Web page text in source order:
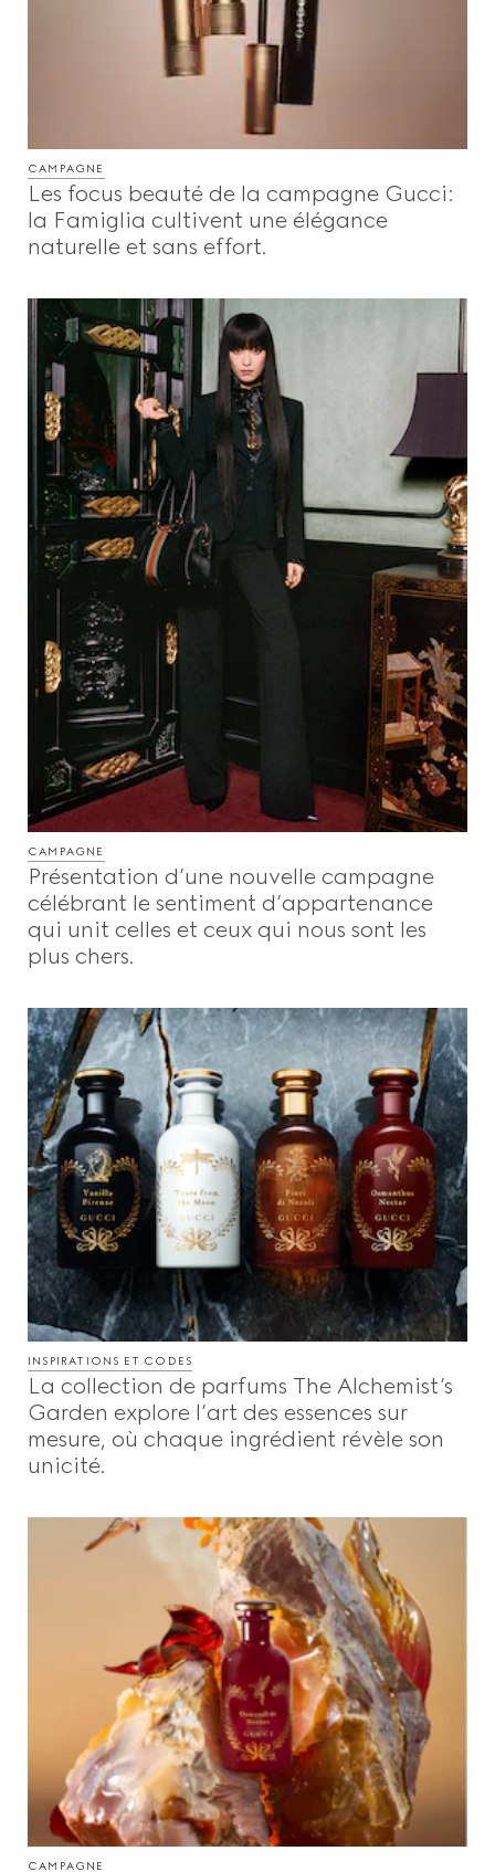
CAMPAGNE
Les focus beauté de la campagne Gucci:
la Famiglia cultivent une élégance
naturelle et sans effort.
CAMPAGNE
Présentation d’une nouvelle campagne
célébrant le sentiment d’appartenance
qui unit celles et ceux qui nous sont les
plus chers.
INSPIRATIONS ET CODES
La collection de parfums The Alchemist’s
Garden explore l’art des essences sur
mesure, où chaque ingrédient révèle son
unicité.
CAMPAGNE